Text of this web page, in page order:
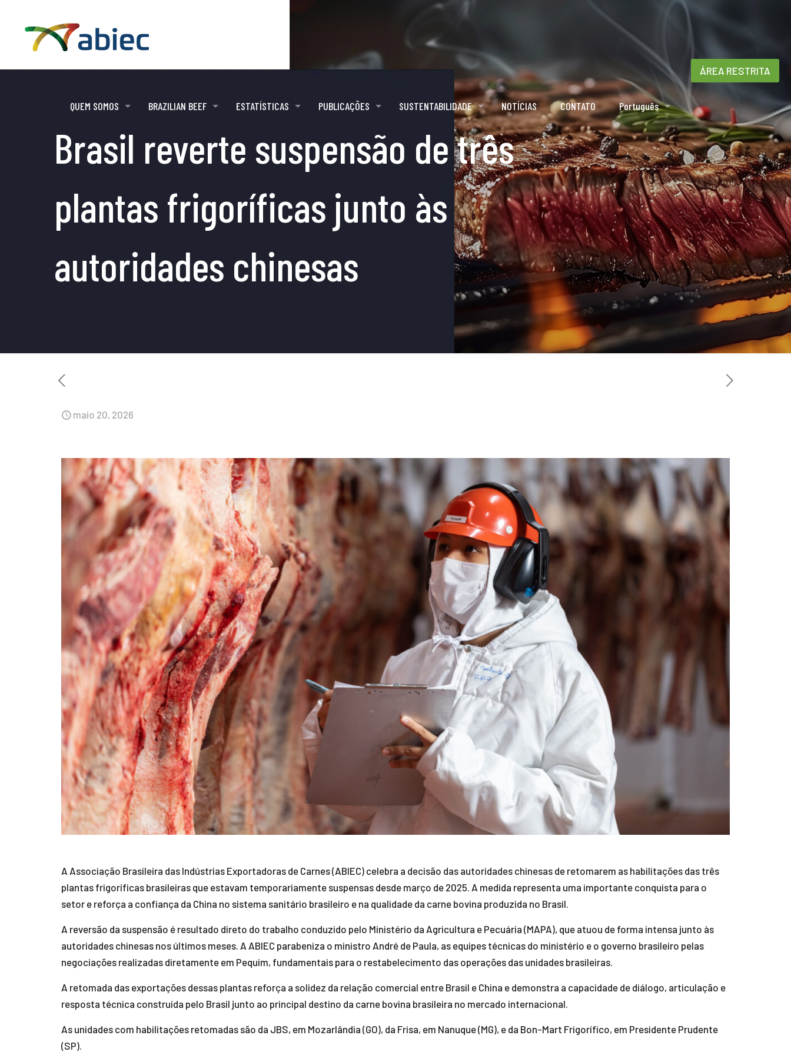
QUEM SOMOS BRAZILIAN BEEF ESTATÍSTICAS PUBLICAÇÕES SUSTENTABILIDADE NOTÍCIAS CONTATO Português
ÁREA RESTRITA
Brasil reverte suspensão de três
plantas frigoríficas junto às
autoridades chinesas
maio 20, 2026
A Associação Brasileira das Indústrias Exportadoras de Carnes (ABIEC) celebra a decisão das autoridades chinesas de retomarem as habilitações das três
plantas frigoríficas brasileiras que estavam temporariamente suspensas desde março de 2025. A medida representa uma importante conquista para o
setor e reforça a confiança da China no sistema sanitário brasileiro e na qualidade da carne bovina produzida no Brasil.
A reversão da suspensão é resultado direto do trabalho conduzido pelo Ministério da Agricultura e Pecuária (MAPA), que atuou de forma intensa junto às
autoridades chinesas nos últimos meses. A ABIEC parabeniza o ministro André de Paula, as equipes técnicas do ministério e o governo brasileiro pelas
negociações realizadas diretamente em Pequim, fundamentais para o restabelecimento das operações das unidades brasileiras.
A retomada das exportações dessas plantas reforça a solidez da relação comercial entre Brasil e China e demonstra a capacidade de diálogo, articulação e
resposta técnica construída pelo Brasil junto ao principal destino da carne bovina brasileira no mercado internacional.
As unidades com habilitações retomadas são da JBS, em Mozarlândia (GO), da Frisa, em Nanuque (MG), e da Bon-Mart Frigorífico, em Presidente Prudente
(SP).